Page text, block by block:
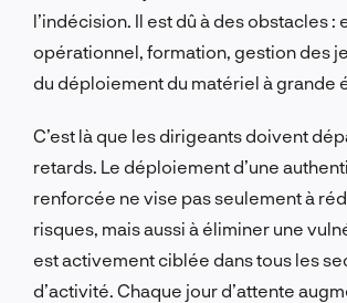
l’indécision. Il est dû à des obstacles :
opérationnel, formation, gestion des
du déploiement du matériel à grande
C’est là que les dirigeants doivent
retards. Le déploiement d’une
renforcée ne vise pas seulement à
risques, mais aussi à éliminer une
est activement ciblée dans tous les
d’activité. Chaque jour d’attente